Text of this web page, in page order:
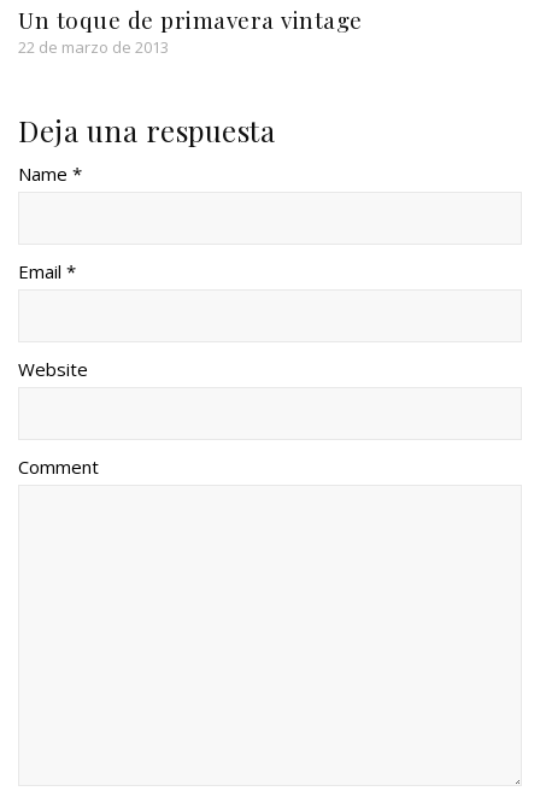
Un toque de primavera vintage
22 de marzo de 2013
Deja una respuesta
Name *
Email *
Website
Comment